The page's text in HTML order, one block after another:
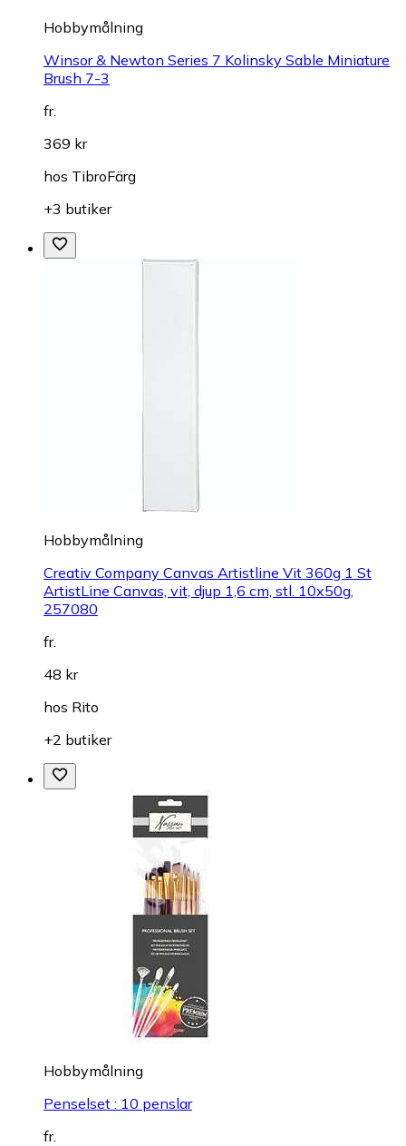
Hobbymålning
Winsor & Newton Series 7 Kolinsky Sable Miniature
Brush 7-3
fr.
369 kr
hos TibroFärg
+3 butiker
Hobbymålning
Creativ Company Canvas Artistline Vit 360g 1 St
ArtistLine Canvas, vit, djup 1,6 cm, stl. 10x50g,
257080
fr.
48 kr
hos Rito
+2 butiker
Hobbymålning
Penselset : 10 penslar
fr.